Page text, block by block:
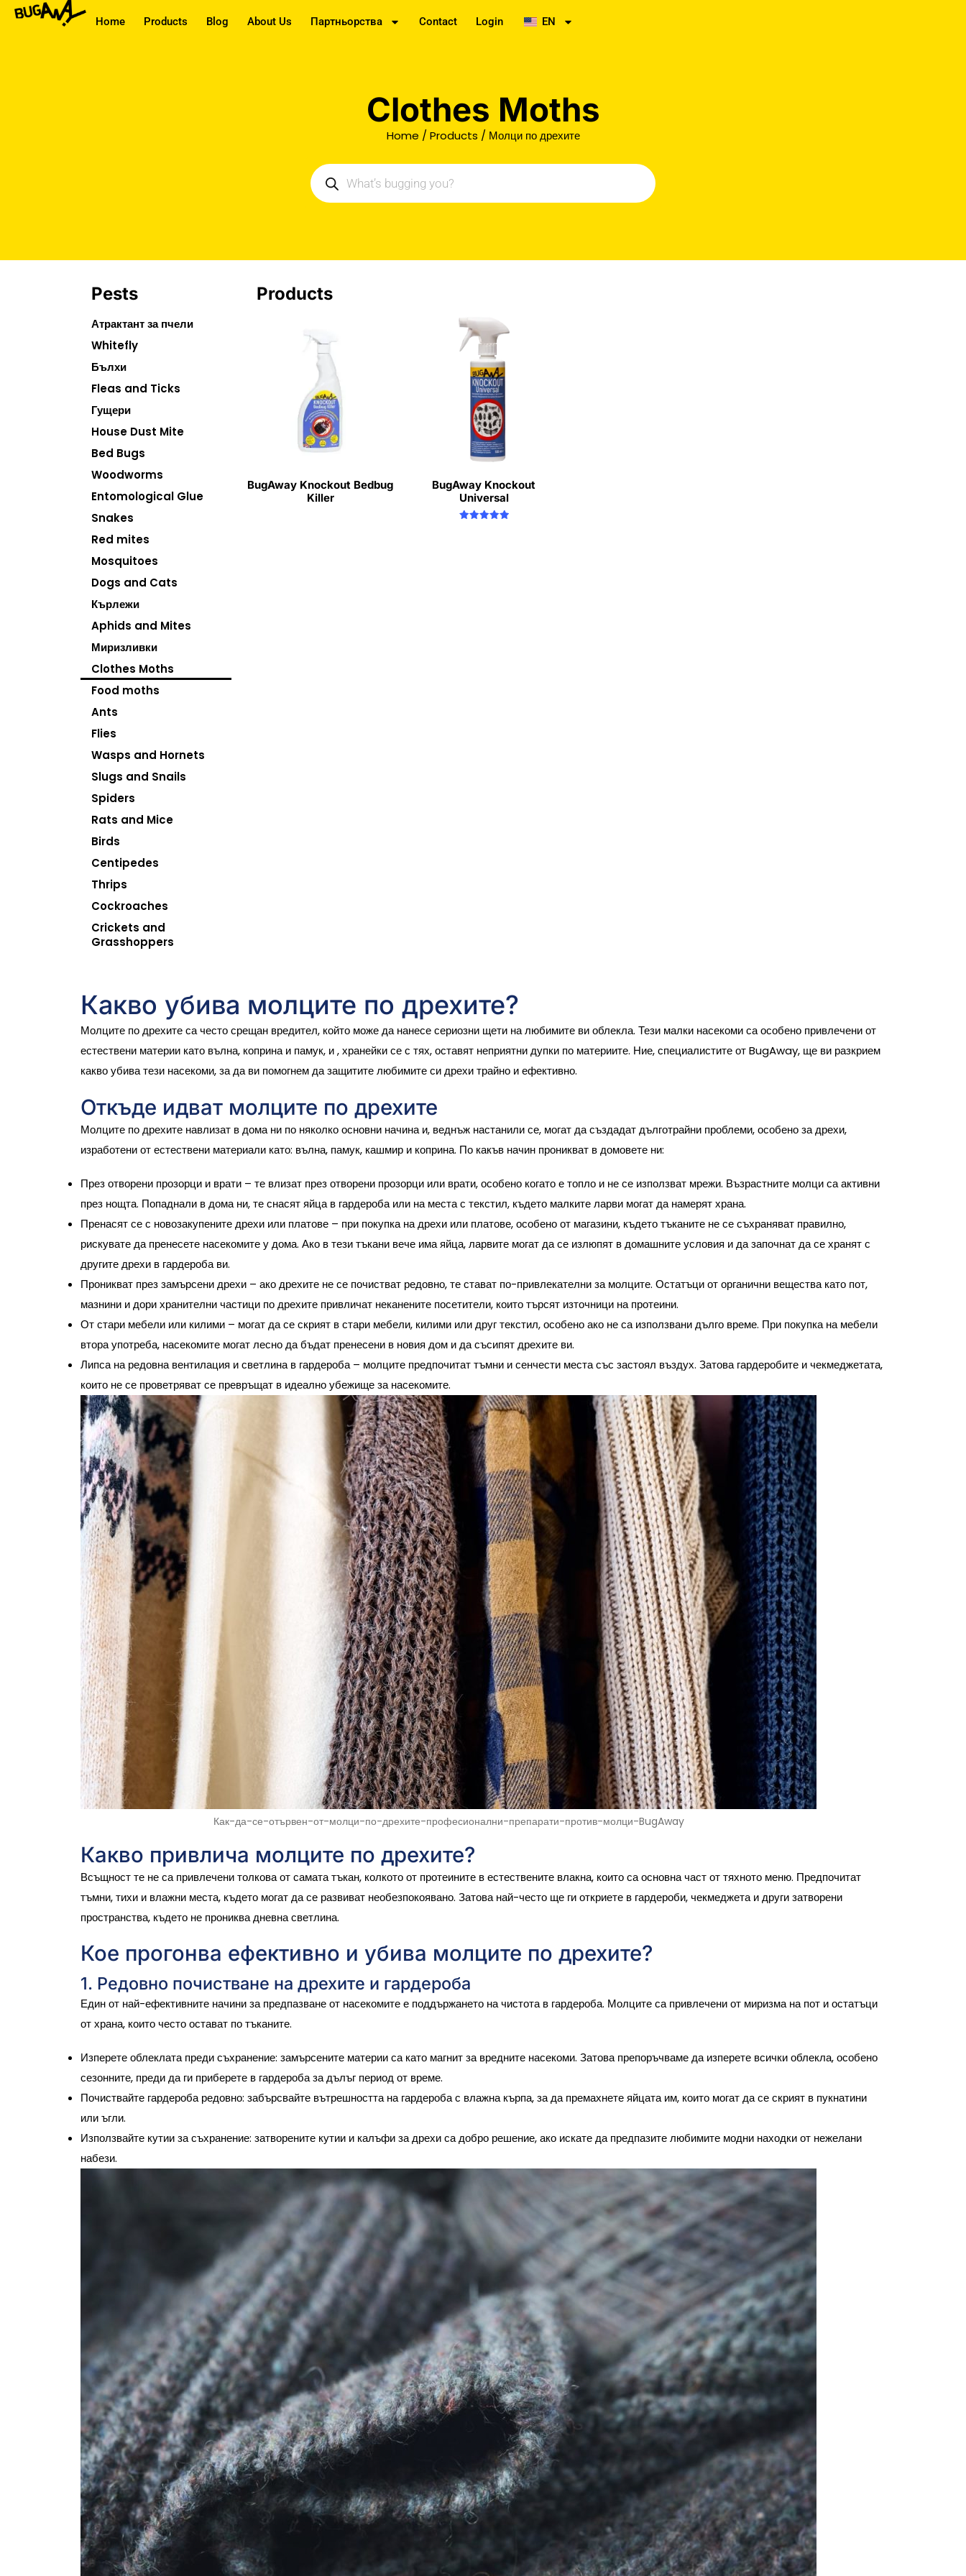
Home Products Blog About Us Партньорства Contact Login EN
Clothes Moths
Home / Products / Молци по дрехите
Pests
Атрактант за пчели
Whitefly
Бълхи
Fleas and Ticks
Гущери
House Dust Mite
Bed Bugs
Woodworms
Entomological Glue
Snakes
Red mites
Mosquitoes
Dogs and Cats
Кърлежи
Aphids and Mites
Миризливки
Clothes Moths
Food moths
Ants
Flies
Wasps and Hornets
Slugs and Snails
Spiders
Rats and Mice
Birds
Centipedes
Thrips
Cockroaches
Crickets and
Grasshoppers
Products
BugAway Knockout Bedbug
Killer
BugAway Knockout
Universal
Какво убива молците по дрехите?
Молците по дрехите са често срещан вредител, който може да нанесе сериозни щети на любимите ви облекла. Тези малки насекоми са особено привлечени от
естествени материи като вълна, коприна и памук, и , хранейки се с тях, оставят неприятни дупки по материите. Ние, специалистите от BugAway, ще ви разкрием
какво убива тези насекоми, за да ви помогнем да защитите любимите си дрехи трайно и ефективно.
Откъде идват молците по дрехите
Молците по дрехите навлизат в дома ни по няколко основни начина и, веднъж настанили се, могат да създадат дълготрайни проблеми, особено за дрехи,
изработени от естествени материали като: вълна, памук, кашмир и коприна. По какъв начин проникват в домовете ни:
През отворени прозорци и врати – те влизат през отворени прозорци или врати, особено когато е топло и не се използват мрежи. Възрастните молци са активни
през нощта. Попаднали в дома ни, те снасят яйца в гардероба или на места с текстил, където малките ларви могат да намерят храна.
Пренасят се с новозакупените дрехи или платове – при покупка на дрехи или платове, особено от магазини, където тъканите не се съхраняват правилно,
рискувате да пренесете насекомите у дома. Ако в тези тъкани вече има яйца, ларвите могат да се излюпят в домашните условия и да започнат да се хранят с
другите дрехи в гардероба ви.
Проникват през замърсени дрехи – ако дрехите не се почистват редовно, те стават по-привлекателни за молците. Остатъци от органични вещества като пот,
мазнини и дори хранителни частици по дрехите привличат неканените посетители, които търсят източници на протеини.
От стари мебели или килими – могат да се скрият в стари мебели, килими или друг текстил, особено ако не са използвани дълго време. При покупка на мебели
втора употреба, насекомите могат лесно да бъдат пренесени в новия дом и да съсипят дрехите ви.
Липса на редовна вентилация и светлина в гардероба– молците предпочитат тъмни и сенчести места със застоял въздух. Затова гардеробите и чекмеджетата,
които не се проветряват се превръщат в идеално убежище за насекомите.
Как-да-се-отървен-от-молци-по-дрехите-професионални-препарати-против-молци-BugAway
Какво привлича молците по дрехите?
Всъщност те не са привлечени толкова от самата тъкан, колкото от протеините в естествените влакна, които са основна част от тяхното меню. Предпочитат
тъмни, тихи и влажни места, където могат да се развиват необезпокоявано. Затова най-често ще ги откриете в гардероби, чекмеджета и други затворени
пространства, където не прониква дневна светлина.
Кое прогонва ефективно и убива молците по дрехите?
1. Редовно почистване на дрехите и гардероба
Един от най-ефективните начини за предпазване от насекомите е поддържането на чистота в гардероба. Молците са привлечени от миризма на пот и остатъци
от храна, които често остават по тъканите.
Изперете облеклата преди съхранение: замърсените материи са като магнит за вредните насекоми. Затова препоръчваме да изперете всички облекла, особено
сезонните, преди да ги приберете в гардероба за дълъг период от време.
Почиствайте гардероба редовно: забърсвайте вътрешността на гардероба с влажна кърпа, за да премахнете яйцата им, които могат да се скрият в пукнатини
или ъгли.
Използвайте кутии за съхранение: затворените кутии и калъфи за дрехи са добро решение, ако искате да предпазите любимите модни находки от нежелани
набези.